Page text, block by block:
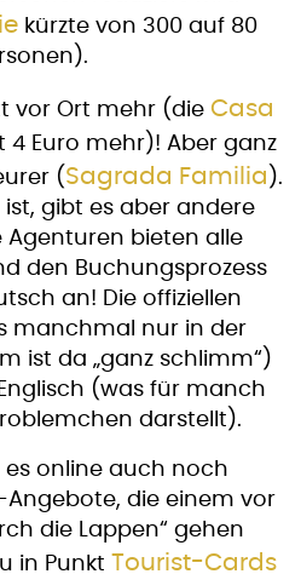
kürzte von 300 auf 80
vor Ort mehr (die Casa
4 Euro mehr)! Aber ganz
( Sagrada Familia ).
ist, gibt es aber andere
Agenturen bieten alle
den Buchungsprozess
an! Die offiziellen
manchmal nur in der
ist da „ganz schlimm“)
(was für manch
darstellt).
online auch noch
die einem vor
die Lappen“ gehen
in Punkt Tourist-Cards